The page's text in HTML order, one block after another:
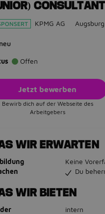
KPMG AG Augsburg
neu
Offen
Jetzt bewerben
Bewirb dich auf der Webseite des
Arbeitgebers
WIR ERWARTEN
Keine
Du
WIR BIETEN
intern